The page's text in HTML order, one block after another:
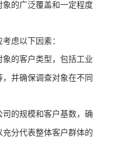
的广泛覆盖和一定程度
虑以下因素：
的客户类型，包括工业
并确保调查对象在不同
的规模和客户基数，确
分代表整体客户群体的